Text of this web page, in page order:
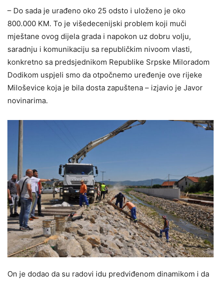
– Do sada je urađeno oko 25 odsto i uloženo je oko
800.000 KM. To je višedecenijski problem koji muči
mještane ovog dijela grada i napokon uz dobru volju,
saradnju i komunikaciju sa republičkim nivoom vlasti,
konkretno sa predsjednikom Republike Srpske Miloradom
Dodikom uspjeli smo da otpočnemo uređenje ove rijeke
Miloševice koja je bila dosta zapuštena – izjavio je Javor
novinarima.
On je dodao da su radovi idu predviđenom dinamikom i da